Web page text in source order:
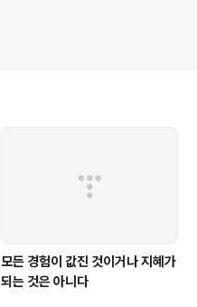
모든 경험이 값진 것이거나 지혜가
되는 것은 아니다